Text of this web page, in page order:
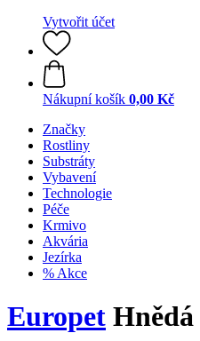
Vytvořit účet
Nákupní košík 0,00 Kč
Značky
Rostliny
Substráty
Vybavení
Technologie
Péče
Krmivo
Akvária
Jezírka
% Akce
Europet